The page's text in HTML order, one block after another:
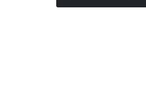
Wolfgang Amadeus Mozart